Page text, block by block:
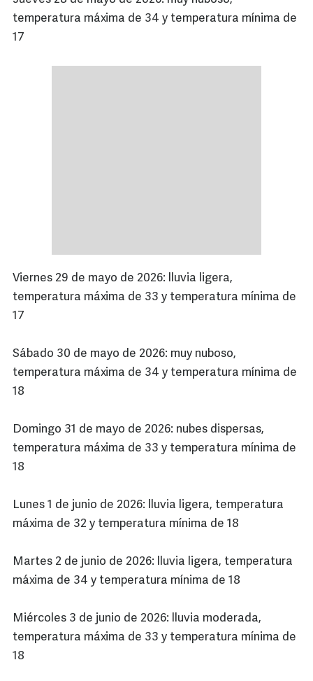
temperatura máxima de 34 y temperatura mínima de
17
Viernes 29 de mayo de 2026: lluvia ligera,
temperatura máxima de 33 y temperatura mínima de
17
Sábado 30 de mayo de 2026: muy nuboso,
temperatura máxima de 34 y temperatura mínima de
18
Domingo 31 de mayo de 2026: nubes dispersas,
temperatura máxima de 33 y temperatura mínima de
18
Lunes 1 de junio de 2026: lluvia ligera, temperatura
máxima de 32 y temperatura mínima de 18
Martes 2 de junio de 2026: lluvia ligera, temperatura
máxima de 34 y temperatura mínima de 18
Miércoles 3 de junio de 2026: lluvia moderada,
temperatura máxima de 33 y temperatura mínima de
18